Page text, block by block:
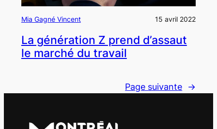
Mia Gagné Vincent 15 avril 2022
La génération Z prend d’assaut
le marché du travail
Page suivante →